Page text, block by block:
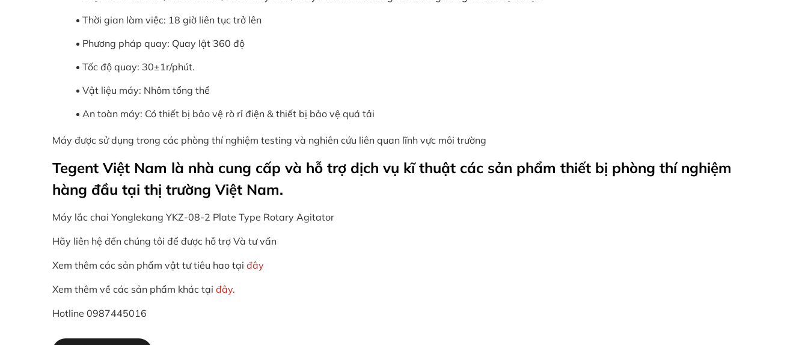
Thời gian làm việc: 18 giờ liên tục trở lên
Phương pháp quay: Quay lật 360 độ
Tốc độ quay: 30±1r/phút.
Vật liệu máy: Nhôm tổng thể
An toàn máy: Có thiết bị bảo vệ rò rỉ điện & thiết bị bảo vệ quá tải
Máy được sử dụng trong các phòng thí nghiệm testing và nghiên cứu liên quan lĩnh vực môi trường
Tegent Việt Nam là nhà cung cấp và hỗ trợ dịch vụ kĩ thuật các sản phẩm thiết bị phòng thí nghiệm
hàng đầu tại thị trường Việt Nam.
Máy lắc chai Yonglekang YKZ-08-2 Plate Type Rotary Agitator
Hãy liên hệ đến chúng tôi để được hỗ trợ Và tư vấn
Xem thêm các sản phẩm vật tư tiêu hao tại đây
Xem thêm về các sản phẩm khác tại đây.
Hotline 0987445016